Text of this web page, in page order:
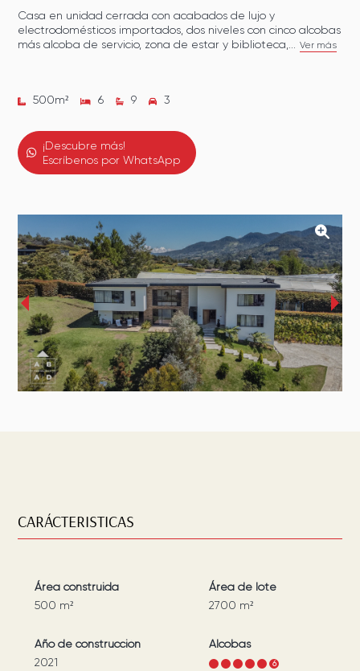
Casa en unidad cerrada con acabados de lujo y
electrodomésticos importados, dos niveles con cinco alcobas
más alcoba de servicio, zona de estar y biblioteca,...
Ver más
500m² 6 9 3
¡Descubre más!
Escríbenos por WhatsApp
‹ ›
CARÁCTERISTICAS
Área construida
500 m²
Área de lote
2700 m²
Año de construcción
2021
Alcobas
4 6